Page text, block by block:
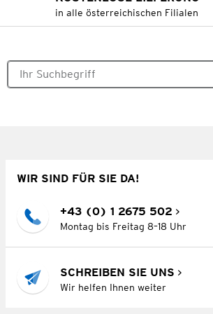
in alle österreichischen Filialen
WIR SIND FÜR SIE DA!
+43 (0) 1 2675 502
Montag bis Freitag 8–18 Uhr
SCHREIBEN SIE UNS
Wir helfen Ihnen weiter